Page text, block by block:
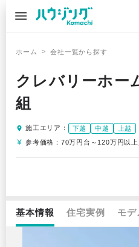
ホーム > 会社一覧から探す
クレバリーホー
組
施工エリア： 下越 中越
上越
参考価格： 70万円台～120万円以
基本情報 住宅実例 モデ